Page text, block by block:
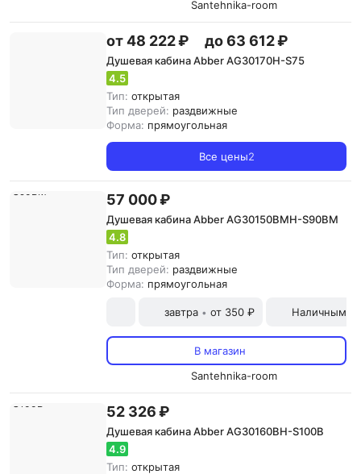
Santehnika-room
от 48 222 ₽ до 63 612 ₽
Душевая кабина Abber AG30170H-S75
4.5
Тип: открытая
Тип дверей: раздвижные
Форма: прямоугольная
Все цены2
57 000 ₽
Душевая кабина Abber AG30150BMH-S90BM
4.8
Тип: открытая
Тип дверей: раздвижные
Форма: прямоугольная
завтра • от 350 ₽ Наличными
В магазин
Santehnika-room
52 326 ₽
Душевая кабина Abber AG30160BH-S100B
4.9
Тип: открытая